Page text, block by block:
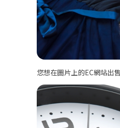
您想在圖片上的EC網站出